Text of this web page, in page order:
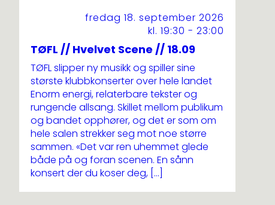
fredag 18. september 2026
kl. 19:30 - 23:00
TØFL // Hvelvet Scene // 18.09
TØFL slipper ny musikk og spiller sine
største klubbkonserter over hele landet
Enorm energi, relaterbare tekster og
rungende allsang. Skillet mellom publikum
og bandet opphører, og det er som om
hele salen strekker seg mot noe større
sammen. «Det var ren uhemmet glede
både på og foran scenen. En sånn
konsert der du koser deg, […]